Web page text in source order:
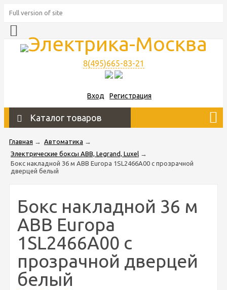
Full version of site
8(495)665-83-21
Вход Регистрация
Каталог товаров
Главная → Автоматика →
Электрические боксы ABB, Legrand, Luxel →
Бокс накладной 36 м ABB Europa 1SL2466A00 с прозрачной
дверцей белый
Бокс накладной 36 м
ABB Europa
1SL2466A00 с
прозрачной дверцей
белый